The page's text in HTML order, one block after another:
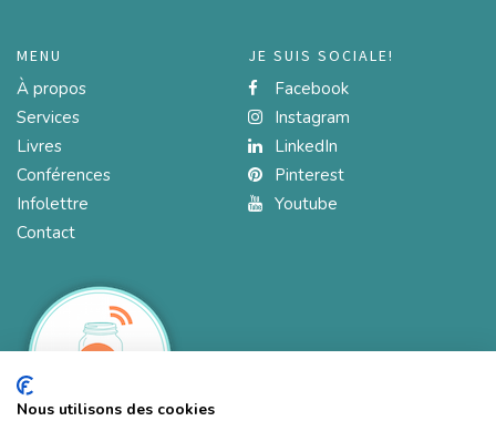
MENU
À propos
Services
Livres
Conférences
Infolettre
Contact
JE SUIS SOCIALE!
Facebook
Instagram
LinkedIn
Pinterest
Youtube
Nous utilisons des cookies